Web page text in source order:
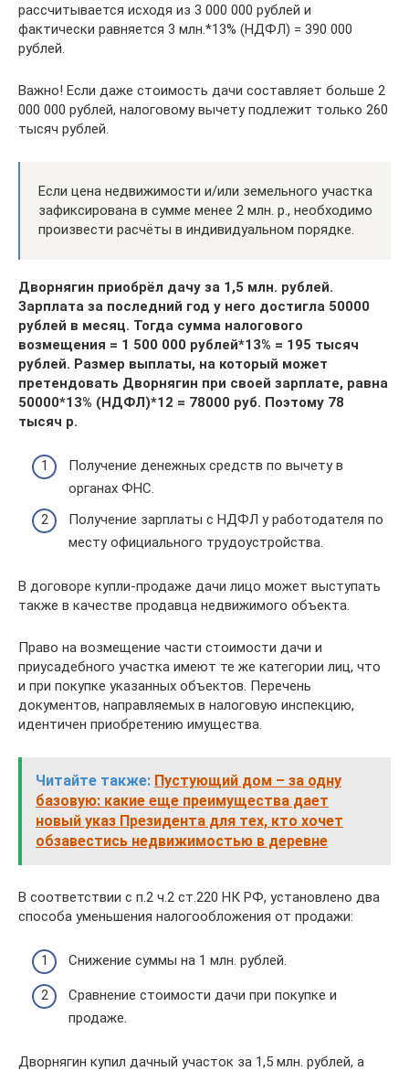
рассчитывается исходя из 3 000 000 рублей и
фактически равняется 3 млн.*13% (НДФЛ) = 390 000
рублей.
Важно! Если даже стоимость дачи составляет больше 2
000 000 рублей, налоговому вычету подлежит только 260
тысяч рублей.
Если цена недвижимости и/или земельного участка
зафиксирована в сумме менее 2 млн. р., необходимо
произвести расчёты в индивидуальном порядке.
Дворнягин приобрёл дачу за 1,5 млн. рублей.
Зарплата за последний год у него достигла 50000
рублей в месяц. Тогда сумма налогового
возмещения = 1 500 000 рублей*13% = 195 тысяч
рублей. Размер выплаты, на который может
претендовать Дворнягин при своей зарплате, равна
50000*13% (НДФЛ)*12 = 78000 руб. Поэтому 78
тысяч р.
Получение денежных средств по вычету в
органах ФНС.
Получение зарплаты с НДФЛ у работодателя по
месту официального трудоустройства.
В договоре купли-продаже дачи лицо может выступать
также в качестве продавца недвижимого объекта.
Право на возмещение части стоимости дачи и
приусадебного участка имеют те же категории лиц, что
и при покупке указанных объектов. Перечень
документов, направляемых в налоговую инспекцию,
идентичен приобретению имущества.
Читайте также: Пустующий дом – за одну
базовую: какие еще преимущества дает
новый указ Президента для тех, кто хочет
обзавестись недвижимостью в деревне
В соответствии с п.2 ч.2 ст.220 НК РФ, установлено два
способа уменьшения налогообложения от продажи:
Снижение суммы на 1 млн. рублей.
Сравнение стоимости дачи при покупке и
продаже.
Дворнягин купил дачный участок за 1,5 млн. рублей, а